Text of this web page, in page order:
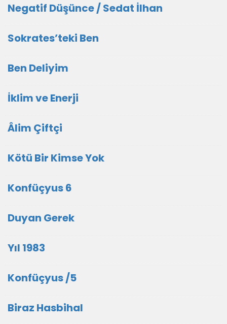
Negatif Düşünce / Sedat İlhan
Sokrates’teki Ben
Ben Deliyim
İklim ve Enerji
Âlim Çiftçi
Kötü Bir Kimse Yok
Konfüçyus 6
Duyan Gerek
Yıl 1983
Konfüçyus /5
Biraz Hasbihal